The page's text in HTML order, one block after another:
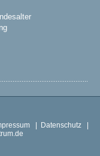
Datenschutz